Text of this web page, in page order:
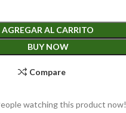
AGREGAR AL CARRITO
BUY NOW
Compare
watching this product now!